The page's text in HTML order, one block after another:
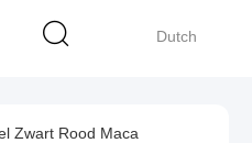
Dutch
Zwart Rood Maca